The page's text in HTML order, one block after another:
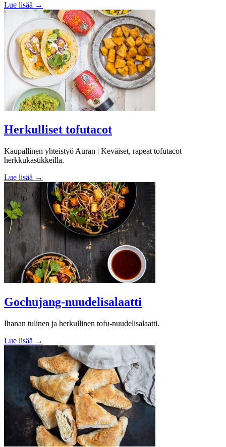
Lue lisää →
Herkulliset tofutacot
Kaupallinen yhteistyö Auran | Keväiset, rapeat tofutacot
herkkukastikkeilla.
Lue lisää →
Gochujang-nuudelisalaatti
Ihanan tulinen ja herkullinen tofu-nuudelisalaatti.
Lue lisää →